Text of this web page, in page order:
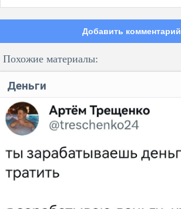
Добавить комментарий
Похожие материалы:
Деньги